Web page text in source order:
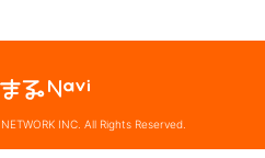
INC. All Rights Reserved.